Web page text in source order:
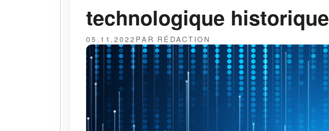
technologique historique
05.11.2022PAR RÉDACTION